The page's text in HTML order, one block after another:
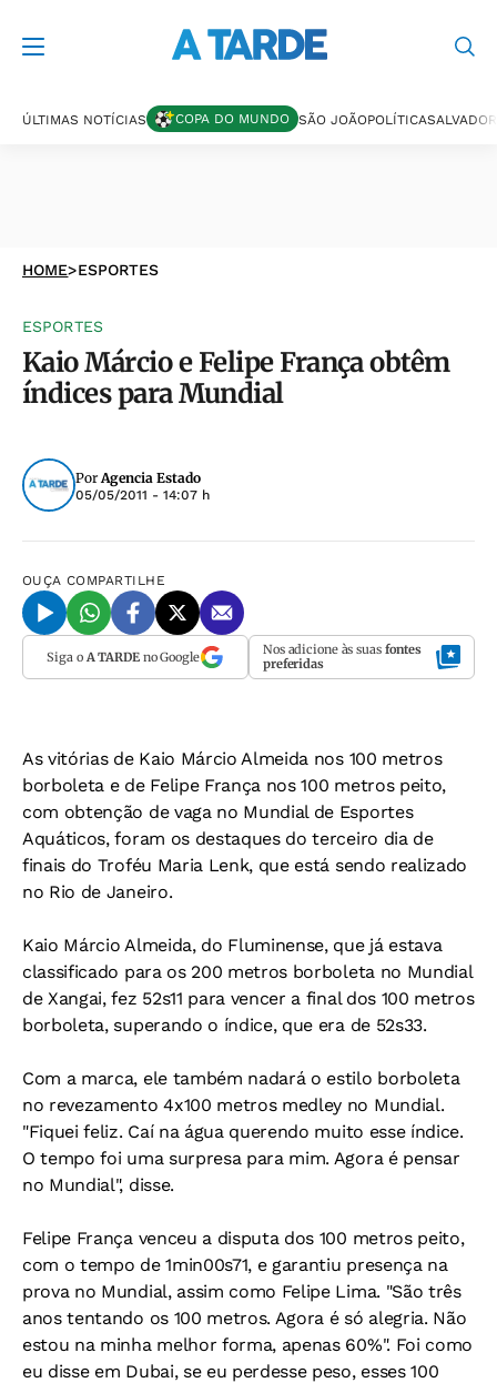
ÚLTIMAS NOTÍCIAS COPA DO MUNDO SÃO JOÃOPOLÍTICASALVADOR
HOME>ESPORTES
ESPORTES
Kaio Márcio e Felipe França obtêm
índices para Mundial
PorAgencia Estado
05/05/2011 - 14:07 h
OUÇA COMPARTILHE
Siga o A TARDEno Google Nos adicione às suas fontes
preferidas
As vitórias de Kaio Márcio Almeida nos 100 metros
borboleta e de Felipe França nos 100 metros peito,
com obtenção de vaga no Mundial de Esportes
Aquáticos, foram os destaques do terceiro dia de
finais do Troféu Maria Lenk, que está sendo realizado
no Rio de Janeiro.
Kaio Márcio Almeida, do Fluminense, que já estava
classificado para os 200 metros borboleta no Mundial
de Xangai, fez 52s11 para vencer a final dos 100 metros
borboleta, superando o índice, que era de 52s33.
Com a marca, ele também nadará o estilo borboleta
no revezamento 4x100 metros medley no Mundial.
"Fiquei feliz. Caí na água querendo muito esse índice.
O tempo foi uma surpresa para mim. Agora é pensar
no Mundial", disse.
Felipe França venceu a disputa dos 100 metros peito,
com o tempo de 1min00s71, e garantiu presença na
prova no Mundial, assim como Felipe Lima. "São três
anos tentando os 100 metros. Agora é só alegria. Não
estou na minha melhor forma, apenas 60%". Foi como
eu disse em Dubai, se eu perdesse peso, esses 100